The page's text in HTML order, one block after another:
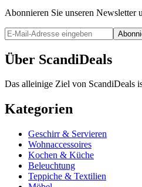
Abonnieren Sie unseren Newsletter
Über ScandiDeals
Das alleinige Ziel von ScandiDeals
Kategorien
Geschirr & Servieren
Wohnaccessoires
Kochen & Küche
Beleuchtung
Teppiche & Textilien